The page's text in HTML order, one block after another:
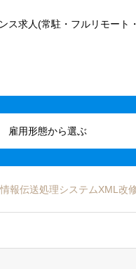
ス求人(常駐・フルリモート
雇用形態から選ぶ
報伝送処理システムXML改